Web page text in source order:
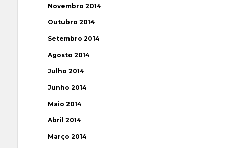
Novembro 2014
Outubro 2014
Setembro 2014
Agosto 2014
Julho 2014
Junho 2014
Maio 2014
Abril 2014
Março 2014